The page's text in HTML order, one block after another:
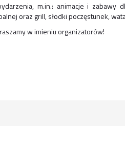
m.in.: animacje i zabawy
oraz grill, słodki poczęstunek,
w imieniu organizatorów!